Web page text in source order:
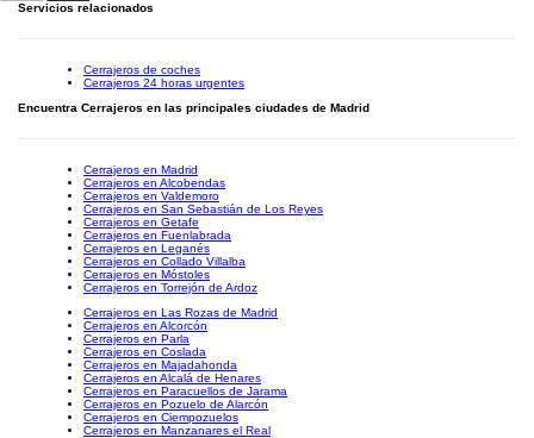
Servicios relacionados
Cerrajeros de coches
Cerrajeros 24 horas urgentes
Encuentra Cerrajeros en las principales ciudades de Madrid
Cerrajeros en Madrid
Cerrajeros en Alcobendas
Cerrajeros en Valdemoro
Cerrajeros en San Sebastián de Los Reyes
Cerrajeros en Getafe
Cerrajeros en Fuenlabrada
Cerrajeros en Leganés
Cerrajeros en Collado Villalba
Cerrajeros en Móstoles
Cerrajeros en Torrejón de Ardoz
Cerrajeros en Las Rozas de Madrid
Cerrajeros en Alcorcón
Cerrajeros en Parla
Cerrajeros en Coslada
Cerrajeros en Majadahonda
Cerrajeros en Alcalá de Henares
Cerrajeros en Paracuellos de Jarama
Cerrajeros en Pozuelo de Alarcón
Cerrajeros en Ciempozuelos
Cerrajeros en Manzanares el Real